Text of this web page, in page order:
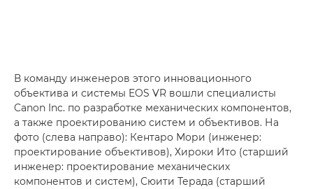
В команду инженеров этого инновационного
объектива и системы EOS VR вошли специалисты
Canon Inc. по разработке механических компонентов,
а также проектированию систем и объективов. На
фото (слева направо): Кентаро Мори (инженер:
проектирование объективов), Хироки Ито (старший
инженер: проектирование механических
компонентов и систем), Сюити Терада (старший